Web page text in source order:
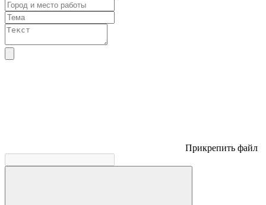
Прикрепить файл